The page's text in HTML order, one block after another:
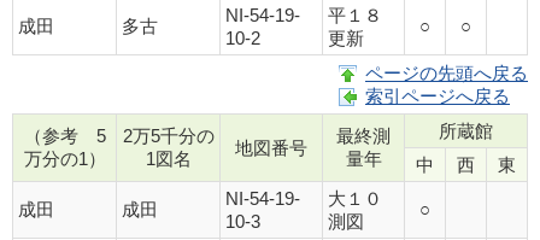
成田 多古
NI-54-19-
10-2
平１８
更新
○ ○
ページの先頭へ戻る
索引ページへ戻る
（参考 5
万分の1）
2万5千分の
1図名
地図番号
最終測
量年
所蔵館
中
西 東
成田 成田
NI-54-19-
10-3
大１０
測図
○